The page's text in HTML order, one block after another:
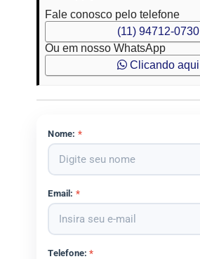
Fale conosco pelo telefone
(11) 94712-0730
Ou em nosso WhatsApp
Clicando aqui
Nome: *
Email: *
Telefone:*